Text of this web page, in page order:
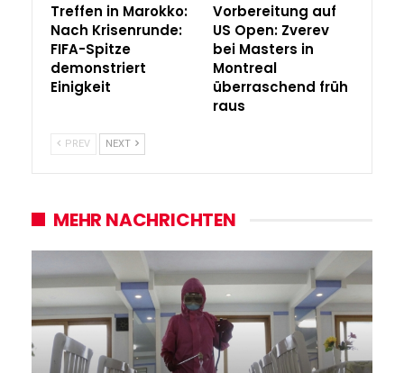
Treffen in Marokko:
Nach Krisenrunde:
FIFA-Spitze
demonstriert
Einigkeit
Vorbereitung auf
US Open: Zverev
bei Masters in
Montreal
überraschend früh
raus
PREV NEXT
MEHR NACHRICHTEN